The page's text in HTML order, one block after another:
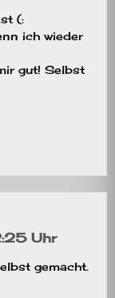
(:
ich wieder
gut! Selbst
Uhr
gemacht.